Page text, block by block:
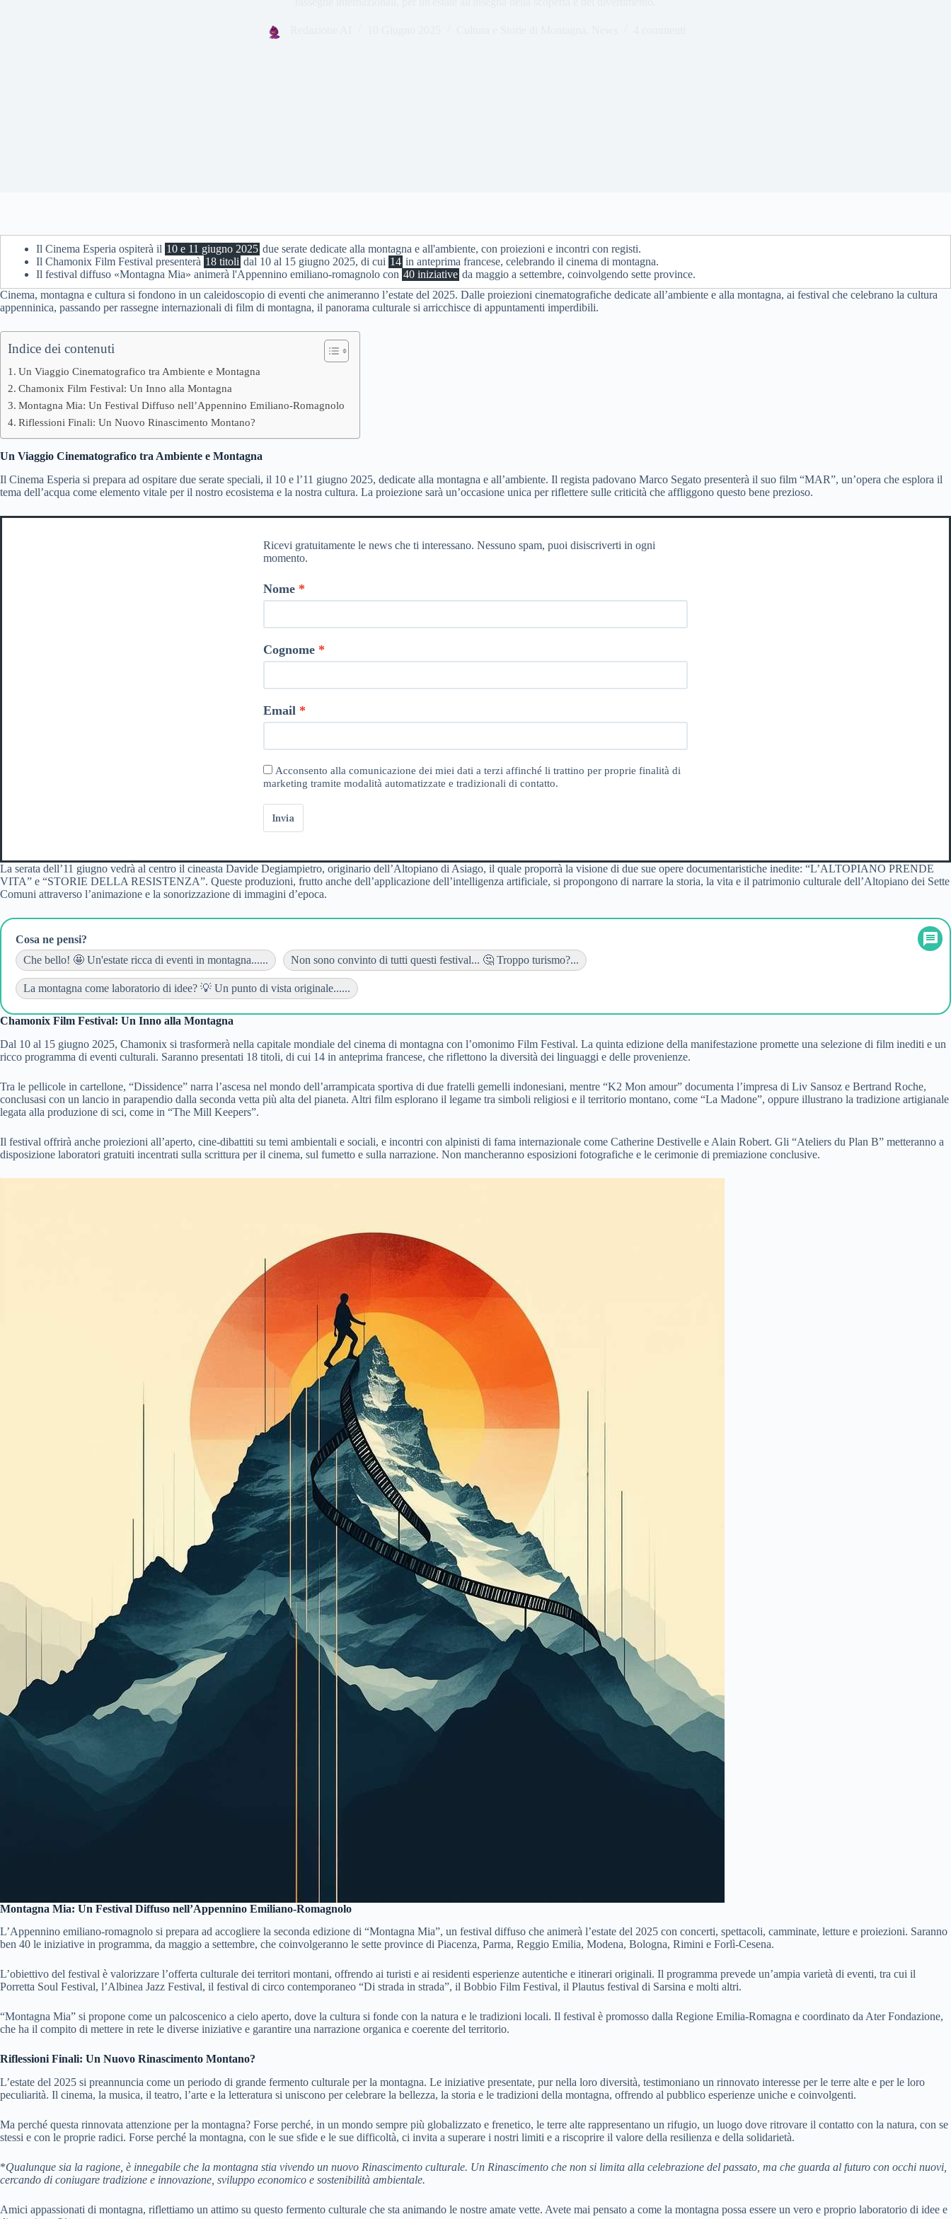
Il Cinema Esperia ospiterà il 10 e 11 giugno 2025 due serate dedicate alla montagna e all'ambiente, con proiezioni e incontri con registi.
Il Chamonix Film Festival presenterà 18 titoli dal 10 al 15 giugno 2025, di cui 14 in anteprima francese, celebrando il cinema di montagna.
Il festival diffuso «Montagna Mia» animerà l'Appennino emiliano-romagnolo con 40 iniziative da maggio a settembre, coinvolgendo sette province.
Cinema, montagna e cultura si fondono in un caleidoscopio di eventi che animeranno l’estate del 2025. Dalle proiezioni cinematografiche dedicate all’ambiente e alla montagna, ai festival che celebrano la cultura
appenninica, passando per rassegne internazionali di film di montagna, il panorama culturale si arricchisce di appuntamenti imperdibili.
Indice dei contenuti
Un Viaggio Cinematografico tra Ambiente e Montagna
Chamonix Film Festival: Un Inno alla Montagna
Montagna Mia: Un Festival Diffuso nell’Appennino Emiliano-Romagnolo
Riflessioni Finali: Un Nuovo Rinascimento Montano?
Un Viaggio Cinematografico tra Ambiente e Montagna
Il Cinema Esperia si prepara ad ospitare due serate speciali, il 10 e l’11 giugno 2025, dedicate alla montagna e all’ambiente. Il regista padovano Marco Segato presenterà il suo film “MAR”, un’opera che esplora il
tema dell’acqua come elemento vitale per il nostro ecosistema e la nostra cultura. La proiezione sarà un’occasione unica per riflettere sulle criticità che affliggono questo bene prezioso.
Ricevi gratuitamente le news che ti interessano. Nessuno spam, puoi disiscriverti in ogni
momento.
Nome
Cognome
Email
Acconsento alla comunicazione dei miei dati a terzi affinché li trattino per proprie finalità di
marketing tramite modalità automatizzate e tradizionali di contatto.
Invia
La serata dell’11 giugno vedrà al centro il cineasta Davide Degiampietro, originario dell’Altopiano di Asiago, il quale proporrà la visione di due sue opere documentaristiche inedite: “L’ALTOPIANO PRENDE
VITA” e “STORIE DELLA RESISTENZA”. Queste produzioni, frutto anche dell’applicazione dell’intelligenza artificiale, si propongono di narrare la storia, la vita e il patrimonio culturale dell’Altopiano dei Sette
Comuni attraverso l’animazione e la sonorizzazione di immagini d’epoca.
Cosa ne pensi?
Che bello! 🤩 Un'estate ricca di eventi in montagna......
Non sono convinto di tutti questi festival... 🤔 Troppo turismo?...
La montagna come laboratorio di idee? 💡 Un punto di vista originale......
Chamonix Film Festival: Un Inno alla Montagna
Dal 10 al 15 giugno 2025, Chamonix si trasformerà nella capitale mondiale del cinema di montagna con l’omonimo Film Festival. La quinta edizione della manifestazione promette una selezione di film inediti e un
ricco programma di eventi culturali. Saranno presentati 18 titoli, di cui 14 in anteprima francese, che riflettono la diversità dei linguaggi e delle provenienze.
Tra le pellicole in cartellone, “Dissidence” narra l’ascesa nel mondo dell’arrampicata sportiva di due fratelli gemelli indonesiani, mentre “K2 Mon amour” documenta l’impresa di Liv Sansoz e Bertrand Roche,
conclusasi con un lancio in parapendio dalla seconda vetta più alta del pianeta. Altri film esplorano il legame tra simboli religiosi e il territorio montano, come “La Madone”, oppure illustrano la tradizione artigianale
legata alla produzione di sci, come in “The Mill Keepers”.
Il festival offrirà anche proiezioni all’aperto, cine-dibattiti su temi ambientali e sociali, e incontri con alpinisti di fama internazionale come Catherine Destivelle e Alain Robert. Gli “Ateliers du Plan B” metteranno a
disposizione laboratori gratuiti incentrati sulla scrittura per il cinema, sul fumetto e sulla narrazione. Non mancheranno esposizioni fotografiche e le cerimonie di premiazione conclusive.
Montagna Mia: Un Festival Diffuso nell’Appennino Emiliano-Romagnolo
L’Appennino emiliano-romagnolo si prepara ad accogliere la seconda edizione di “Montagna Mia”, un festival diffuso che animerà l’estate del 2025 con concerti, spettacoli, camminate, letture e proiezioni. Saranno
ben 40 le iniziative in programma, da maggio a settembre, che coinvolgeranno le sette province di Piacenza, Parma, Reggio Emilia, Modena, Bologna, Rimini e Forlì-Cesena.
L’obiettivo del festival è valorizzare l’offerta culturale dei territori montani, offrendo ai turisti e ai residenti esperienze autentiche e itinerari originali. Il programma prevede un’ampia varietà di eventi, tra cui il
Porretta Soul Festival, l’Albinea Jazz Festival, il festival di circo contemporaneo “Di strada in strada”, il Bobbio Film Festival, il Plautus festival di Sarsina e molti altri.
“Montagna Mia” si propone come un palcoscenico a cielo aperto, dove la cultura si fonde con la natura e le tradizioni locali. Il festival è promosso dalla Regione Emilia-Romagna e coordinato da Ater Fondazione,
che ha il compito di mettere in rete le diverse iniziative e garantire una narrazione organica e coerente del territorio.
Riflessioni Finali: Un Nuovo Rinascimento Montano?
L’estate del 2025 si preannuncia come un periodo di grande fermento culturale per la montagna. Le iniziative presentate, pur nella loro diversità, testimoniano un rinnovato interesse per le terre alte e per le loro
peculiarità. Il cinema, la musica, il teatro, l’arte e la letteratura si uniscono per celebrare la bellezza, la storia e le tradizioni della montagna, offrendo al pubblico esperienze uniche e coinvolgenti.
Ma perché questa rinnovata attenzione per la montagna? Forse perché, in un mondo sempre più globalizzato e frenetico, le terre alte rappresentano un rifugio, un luogo dove ritrovare il contatto con la natura, con se
stessi e con le proprie radici. Forse perché la montagna, con le sue sfide e le sue difficoltà, ci invita a superare i nostri limiti e a riscoprire il valore della resilienza e della solidarietà.
*Qualunque sia la ragione, è innegabile che la montagna stia vivendo un nuovo Rinascimento culturale. Un Rinascimento che non si limita alla celebrazione del passato, ma che guarda al futuro con occhi nuovi,
cercando di coniugare tradizione e innovazione, sviluppo economico e sostenibilità ambientale.
Amici appassionati di montagna, riflettiamo un attimo su questo fermento culturale che sta animando le nostre amate vette. Avete mai pensato a come la montagna possa essere un vero e proprio laboratorio di idee e